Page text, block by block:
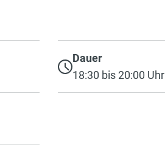
Dauer
18:30 bis 20:00 Uhr